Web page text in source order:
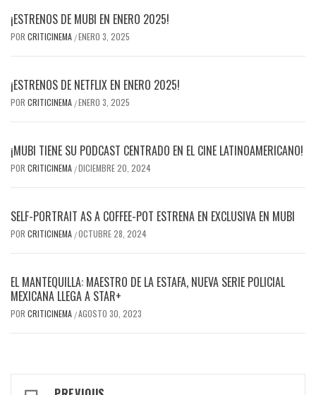
¡ESTRENOS DE MUBI EN ENERO 2025!
POR CRITICINEMA /ENERO 3, 2025
¡ESTRENOS DE NETFLIX EN ENERO 2025!
POR CRITICINEMA /ENERO 3, 2025
¡MUBI TIENE SU PODCAST CENTRADO EN EL CINE LATINOAMERICANO!
POR CRITICINEMA /DICIEMBRE 20, 2024
SELF-PORTRAIT AS A COFFEE-POT ESTRENA EN EXCLUSIVA EN MUBI
POR CRITICINEMA /OCTUBRE 28, 2024
EL MANTEQUILLA: MAESTRO DE LA ESTAFA, NUEVA SERIE POLICIAL
MEXICANA LLEGA A STAR+
POR CRITICINEMA /AGOSTO 30, 2023